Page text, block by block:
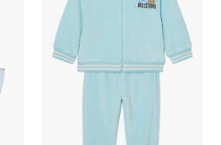
أبرز المصممين